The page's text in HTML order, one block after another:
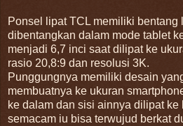
Ponsel lipat TCL memiliki bentang
dibentangkan dalam mode tablet
menjadi 6,7 inci saat dilipat ke
rasio 20,8:9 dan resolusi 3K.
Punggungnya memiliki desain
membuatnya ke ukuran
ke dalam dan sisi ainnya dilipat ke
semacam iu bisa terwujud berkat